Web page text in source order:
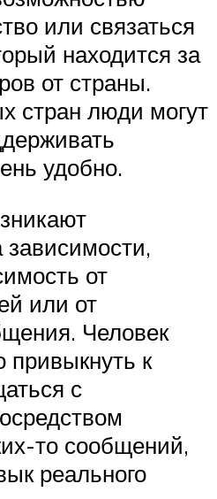
или связаться
находится за
от страны.
стран люди могут
удобно.
зависимости,
от
или от
Человек
привыкнуть к
с
то сообщений,
реального